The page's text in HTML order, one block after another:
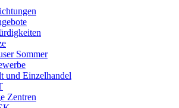
Sommer
und Einzelhandel
Zentren